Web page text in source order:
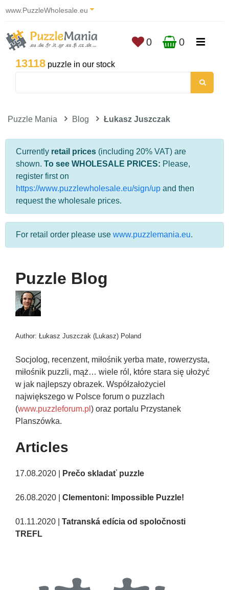
www.PuzzleWholesale.eu
13118 puzzle in our stock
0 0
Puzzle Mania Blog Łukasz Juszczak
Currently retail prices (including 20% VAT) are
shown. To see WHOLESALE PRICES: Please,
register first on
https://www.puzzlewholesale.eu/sign/up and then
request the wholesale prices.
For retail order please use www.puzzlemania.eu.
Puzzle Blog
Author: Łukasz Juszczak (Lukasz) Poland
Socjolog, recenzent, miłośnik yerba mate, rowerzysta,
miłośnik puzzli, mąż… wiele ról, które stara się ułożyć
w jak najlepszy obrazek. Współzałożyciel
największego w Polsce forum o puzzlach
(www.puzzleforum.pl ) oraz portalu Przystanek
Planszówka.
Articles
17.08.2020 | Prečo skladať puzzle
26.08.2020 | Clementoni: Impossible Puzzle!
01.11.2020 | Tatranská edícia od spoločnosti
TREFL